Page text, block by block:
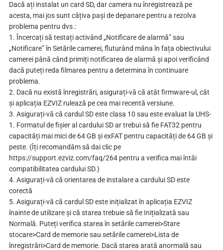
Dacă ați instalat un card SD, dar camera nu înregistrează pe
acesta, mai jos sunt câțiva pași de depanare pentru a rezolva
problema pentru dvs.:
1. Încercați să testați activând „Notificare de alarmă” sau
„Notificare” în Setările camerei, fluturând mâna în fața obiectivului
camerei până când primiți notificarea de alarmă și apoi verificând
dacă puteți reda filmarea pentru a determina în continuare
problema.
2. Dacă nu există înregistrări, asigurați-vă că atât firmware-ul, cât
și aplicația EZVIZ rulează pe cea mai recentă versiune.
3. Asigurați-vă că cardul SD este clasa 10 sau este evaluat la UHS-
1. Formatul de fișier al cardului SD ar trebui să fie FAT32 pentru
capacități mai mici de 64 GB și exFAT pentru capacități de 64 GB și
peste. (Îți recomandăm să dai clic pe
https://support.ezviz.com/faq/264 pentru a verifica mai întâi
compatibilitatea cardului SD.)
4. Asigurați-vă că orientarea de instalare a cardului SD este
corectă
5. Asigurați-vă că cardul SD este inițializat în aplicația EZVIZ
înainte de utilizare și că starea trebuie să fie Inițializată sau
Normală. Puteți verifica starea în setările camerei>Stare
stocare>Card de memorie sau setările camerei>Lista de
înregistrări>Card de memorie. Dacă starea arată anormală sau